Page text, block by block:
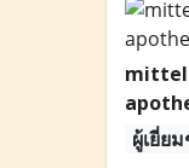
ผู้เยี่ย